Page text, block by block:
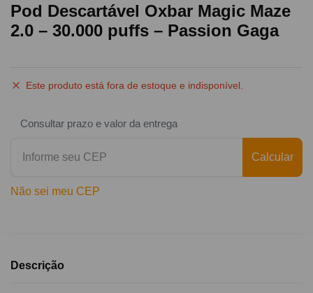
Pod Descartável Oxbar Magic Maze
2.0 – 30.000 puffs – Passion Gaga
Este produto está fora de estoque e indisponível.
Consultar prazo e valor da entrega
Calcular
Não sei meu CEP
Descrição